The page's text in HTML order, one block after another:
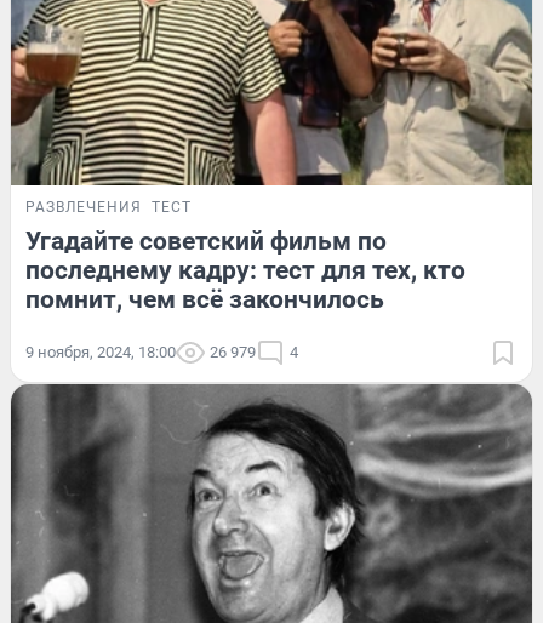
РАЗВЛЕЧЕНИЯ ТЕСТ
Угадайте советский фильм по
последнему кадру: тест для тех, кто
помнит, чем всё закончилось
9 ноября, 2024, 18:00 26 979 4